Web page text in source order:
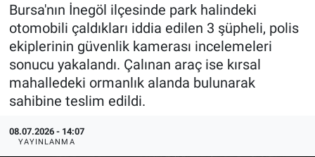
Bursa'nın İnegöl ilçesinde park halindeki
otomobili çaldıkları iddia edilen 3 şüpheli, polis
ekiplerinin güvenlik kamerası incelemeleri
sonucu yakalandı. Çalınan araç ise kırsal
mahalledeki ormanlık alanda bulunarak
sahibine teslim edildi.
08.07.2026 - 14:07
YAYINLANMA
Haber Arşivi